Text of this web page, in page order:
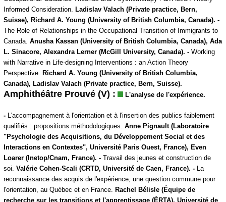
Informed Consideration. Ladislav Valach (Private practice, Bern,
Suisse), Richard A. Young (University of British Columbia, Canada). -
The Role of Relationships in the Occupational Transition of Immigrants to
Canada. Anusha Kassan (University of British Columbia, Canada), Ada
L. Sinacore, Alexandra Lerner (McGill University, Canada). - Working
with Narrative in Life-designing Interventions : an Action Theory
Perspective. Richard A. Young (University of British Columbia,
Canada), Ladislav Valach (Private practice, Bern, Suisse).
Amphithéâtre Prouvé (V) : L'analyse de l'expérience.
- L'accompagnement à l'orientation et à l'insertion des publics faiblement
qualifiés : propositions méthodologiques. Anne Pignault (Laboratoire
"Psychologie des Acquisitions, du Développement Social et des
Interactions en Contextes", Université Paris Ouest, France), Even
Loarer (Inetop/Cnam, France). - Travail des jeunes et construction de
soi. Valérie Cohen-Scali (CRTD, Université de Caen, France). - La
reconnaissance des acquis de l'expérience, une question commune pour
l'orientation, au Québec et en France. Rachel Bélisle (Équipe de
recherche sur les transitions et l'apprentissage (ÉRTA), Université de